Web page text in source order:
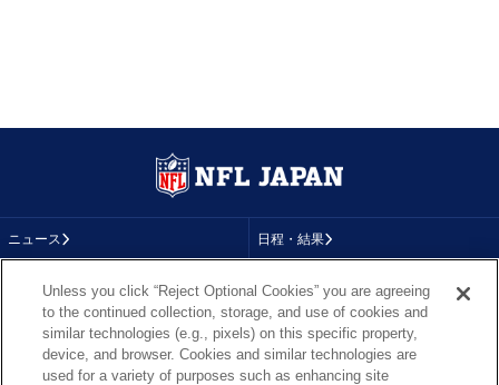
ニュース 日程・結果
コラム テレビ
画像
チーム 順位表
Unless you click “Reject Optional Cookies” you are agreeing
to the continued collection, storage, and use of cookies and
similar technologies (e.g., pixels) on this specific property,
device, and browser. Cookies and similar technologies are
used for a variety of purposes such as enhancing site